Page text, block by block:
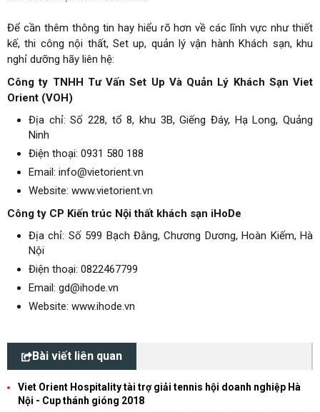
Để cần thêm thông tin hay hiểu rõ hơn về các lĩnh vực như thiết
kế, thi công nội thất, Set up, quản lý vận hành Khách sạn, khu
nghỉ dưỡng hãy liên hệ:
Công ty TNHH Tư Vấn Set Up Và Quản Lý Khách Sạn Viet
Orient (VOH)
Địa chỉ: Số 228, tổ 8, khu 3B, Giếng Đáy, Hạ Long, Quảng
Ninh
Điện thoại: 0931 580 188
Email: info@vietorient.vn
Website: www.vietorient.vn
Công ty CP Kiến trúc Nội thất khách sạn iHoDe
Địa chỉ: Số 599 Bạch Đằng, Chương Dương, Hoàn Kiếm, Hà
Nội
Điện thoại: 0822467799
Email: gd@ihode.vn
Website: www.ihode.vn
Bài viết liên quan
Viet Orient Hospitality tài trợ giải tennis hội doanh nghiệp Hà
Nội - Cup thánh gióng 2018